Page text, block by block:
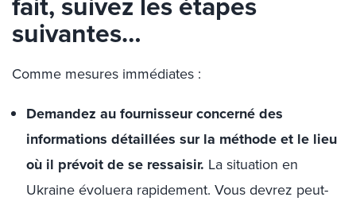
suivantes…
Comme mesures immédiates :
Demandez au fournisseur concerné des
informations détaillées sur la méthode et le lieu
où il prévoit de se ressaisir. La situation en
Ukraine évoluera rapidement. Vous devrez peut-